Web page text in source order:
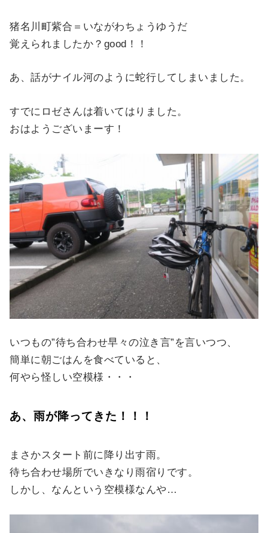
猪名川町紫合＝いながわちょうゆうだ
覚えられましたか？good！！
あ、話がナイル河のように蛇行してしまいました。
すでにロゼさんは着いてはりました。
おはようございまーす！
いつもの”待ち合わせ早々の泣き言”を言いつつ、
簡単に朝ごはんを食べていると、
何やら怪しい空模様・・・
あ、雨が降ってきた！！！
まさかスタート前に降り出す雨。
待ち合わせ場所でいきなり雨宿りです。
しかし、なんという空模様なんや…